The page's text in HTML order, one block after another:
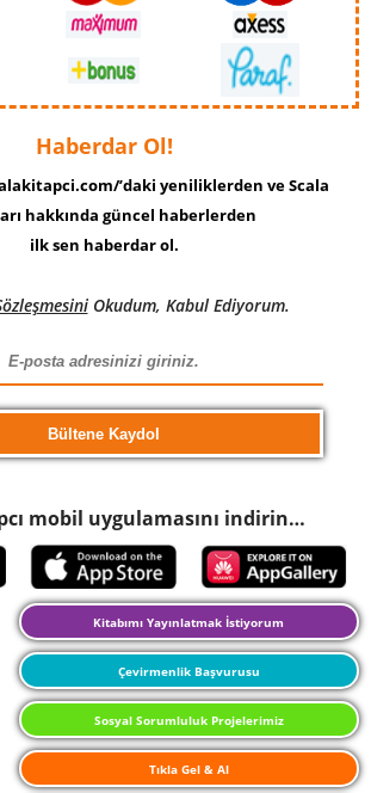
Haberdar Ol!
’daki yeniliklerden ve Scala
hakkında güncel haberlerden
ilk sen haberdar ol.
Okudum, Kabul Ediyorum.
mobil uygulamasını indirin…
Kitabımı Yayınlatmak İstiyorum
Çevirmenlik Başvurusu
Sosyal Sorumluluk Projelerimiz
Tıkla Gel & Al